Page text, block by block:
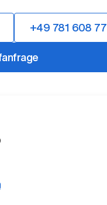
+49 781 608 77